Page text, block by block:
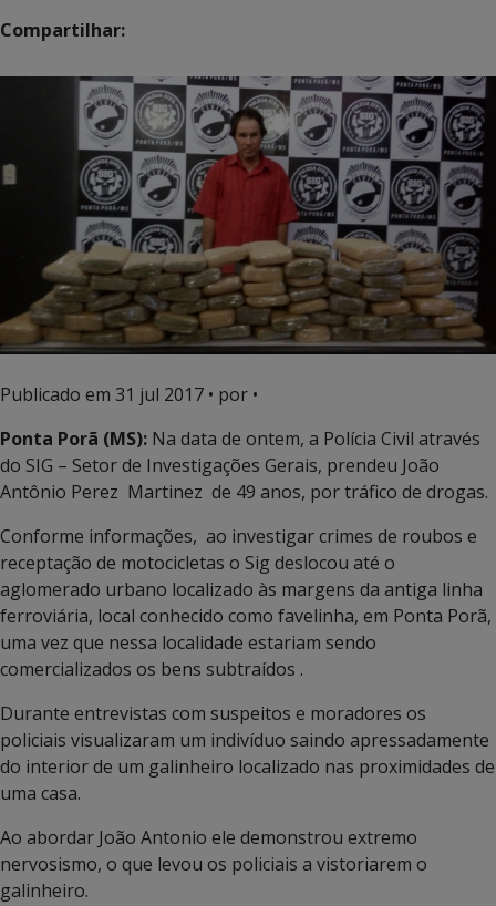
Compartilhar:
Publicado em 31 jul 2017 • por •
Ponta Porã (MS): Na data de ontem, a Polícia Civil através
do SIG – Setor de Investigações Gerais, prendeu João
Antônio Perez Martinez de 49 anos, por tráfico de drogas.
Conforme informações, ao investigar crimes de roubos e
receptação de motocicletas o Sig deslocou até o
aglomerado urbano localizado às margens da antiga linha
ferroviária, local conhecido como favelinha, em Ponta Porã,
uma vez que nessa localidade estariam sendo
comercializados os bens subtraídos .
Durante entrevistas com suspeitos e moradores os
policiais visualizaram um indivíduo saindo apressadamente
do interior de um galinheiro localizado nas proximidades de
uma casa.
Ao abordar João Antonio ele demonstrou extremo
nervosismo, o que levou os policiais a vistoriarem o
galinheiro.